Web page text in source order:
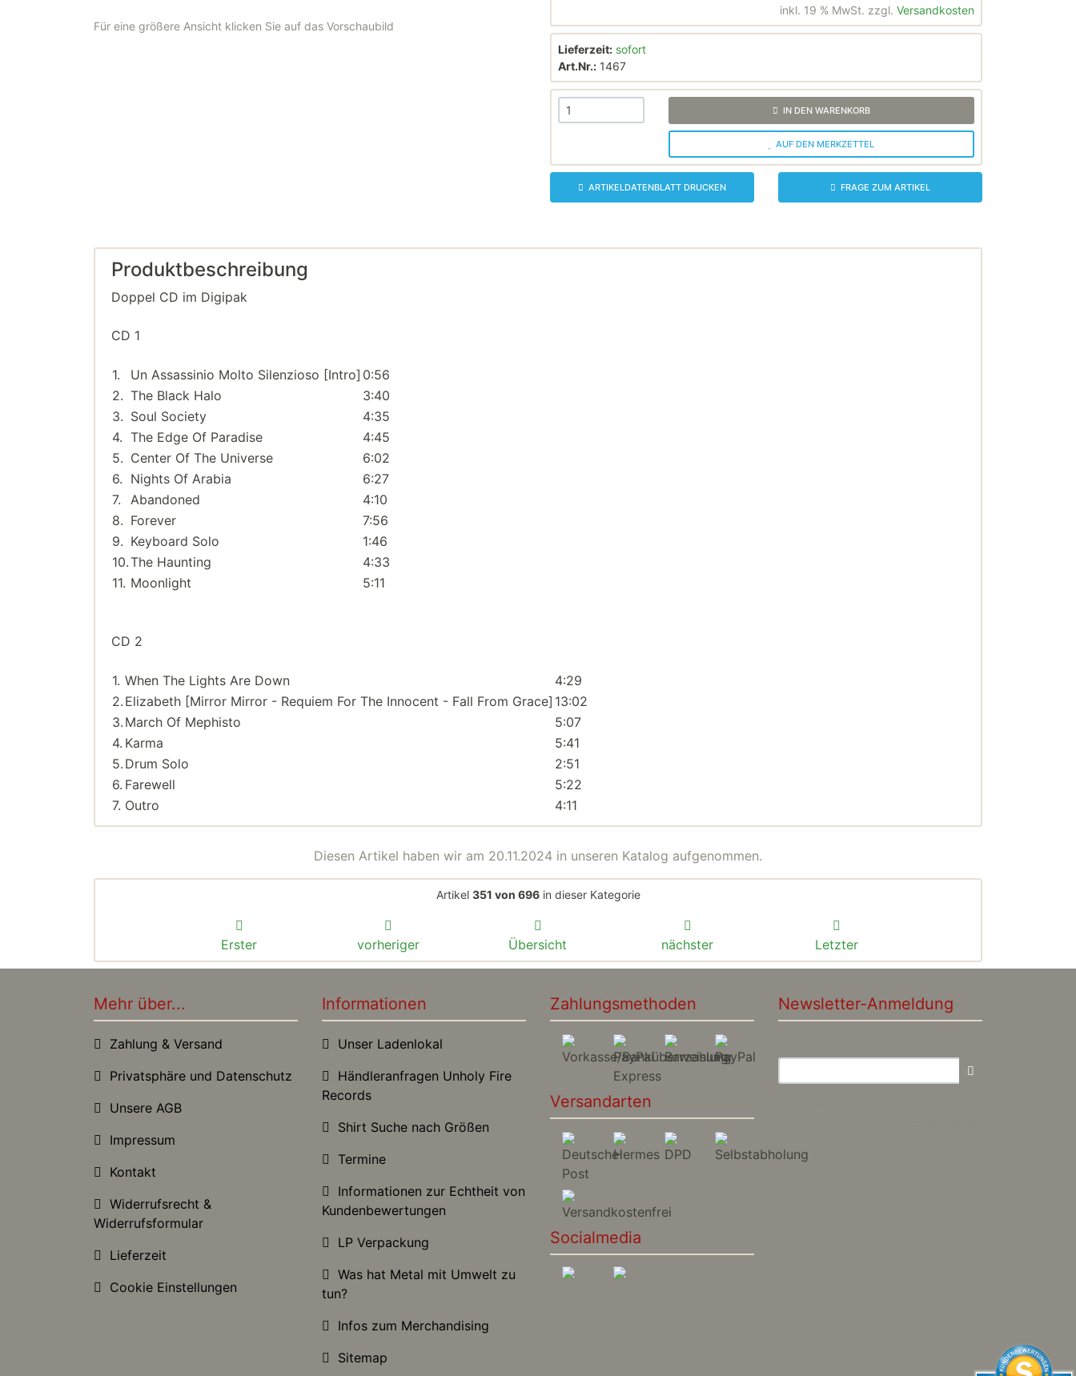
Für eine größere Ansicht klicken Sie auf das Vorschaubild
inkl. 19 % MwSt. zzgl. Versandkosten
Lieferzeit: sofort
Art.Nr.: 1467
IN DEN WARENKORB
AUF DEN MERKZETTEL
ARTIKELDATENBLATT DRUCKEN FRAGE ZUM ARTIKEL
Produktbeschreibung
Doppel CD im Digipak
CD 1
1. Un Assassinio Molto Silenzioso [Intro] 0:56
2. The Black Halo
3:40
3. Soul Society
4:35
4. The Edge Of Paradise
4:45
5. Center Of The Universe
6:02
6. Nights Of Arabia
6:27
7.
Abandoned
4:10
8. Forever
7:56
9. Keyboard Solo
1:46
10.The Haunting
4:33
11. Moonlight 5:11
CD 2
1. When The Lights Are Down
4:29
2. Elizabeth [Mirror Mirror - Requiem For The Innocent - Fall From Grace] 13:02
3. March Of Mephisto
5:07
4. Karma
5:41
5. Drum Solo
2:51
6. Farewell
5:22
7. Outro 4:11
Diesen Artikel haben wir am 20.11.2024 in unseren Katalog aufgenommen.
Artikel 351 von 696in dieser Kategorie
Erster vorheriger Übersicht nächster Letzter
Mehr über...
Zahlung & Versand
Privatsphäre und Datenschutz
Unsere AGB
Impressum
Kontakt
Widerrufsrecht &
Widerrufsformular
Lieferzeit
Cookie Einstellungen
Informationen
Unser Ladenlokal
Händleranfragen Unholy Fire
Records
Shirt Suche nach Größen
Termine
Informationen zur Echtheit von
Kundenbewertungen
LP Verpackung
Was hat Metal mit Umwelt zu
tun?
Infos zum Merchandising
Sitemap
Zahlungsmethoden
Versandarten
Socialmedia
Newsletter-Anmeldung